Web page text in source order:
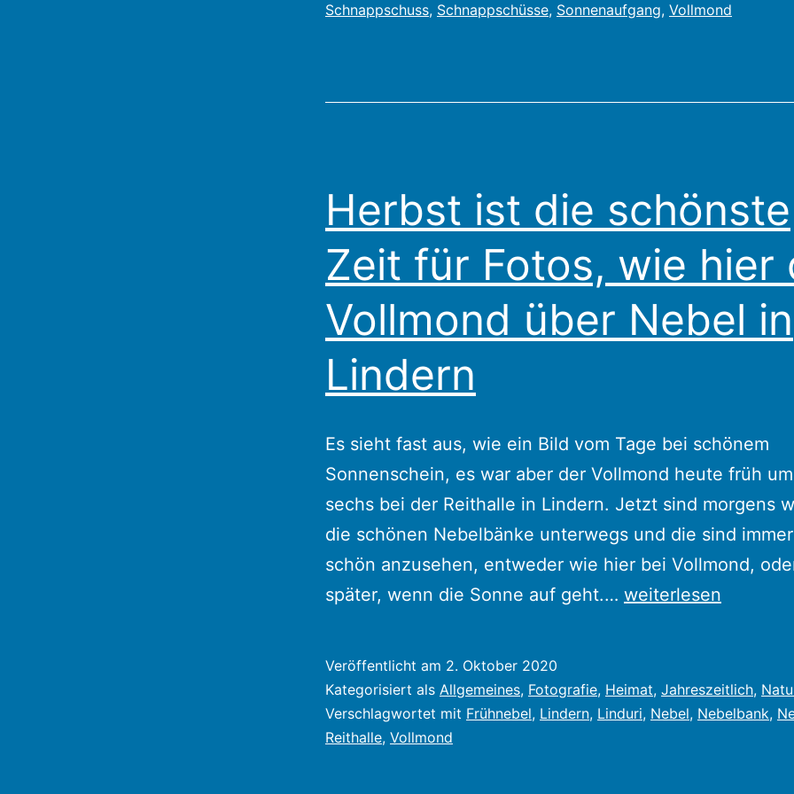
Schnappschuss, Schnappschüsse, Sonnenaufgang, Vollmond
Herbst ist die schönste
Zeit für Fotos, wie hier
Vollmond über Nebel in
Lindern
Es sieht fast aus, wie ein Bild vom Tage bei schönem
Sonnenschein, es war aber der Vollmond heute früh
sechs bei der Reithalle in Lindern. Jetzt sind morgens
die schönen Nebelbänke unterwegs und die sind
schön anzusehen, entweder wie hier bei Vollmond,
später, wenn die Sonne auf geht.… Herbst
schönste
Zeit
weiterlesen
Veröffentlicht am 2. Oktober 2020
Kategorisiert als Allgemeines, Fotografie, Heimat, Jahreszeitlich,
Verschlagwortet mit Frühnebel, Lindern, Linduri, Nebel, Nebelbank,
Reithalle, Vollmond